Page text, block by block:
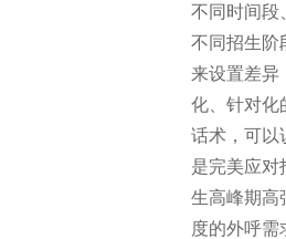
不同时间段
不同招生阶
来设置差异
化、针对化
话术，可以
是完美应对
生高峰期高
度的外呼需